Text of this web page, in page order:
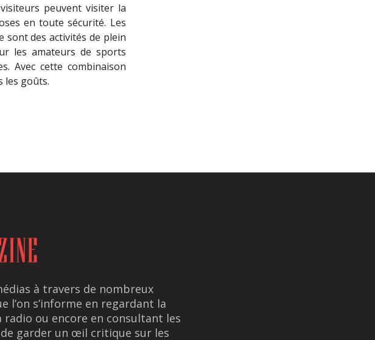
peuvent visiter la
en toute sécurité. Les
sont des activités de plein
les amateurs de sports
Avec cette combinaison
les goûts.
à travers de nombreux
s’informe en regardant la
ou encore en consultant les
garder un œil critique sur les